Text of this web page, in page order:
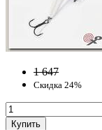
1 647
Скидка 24%